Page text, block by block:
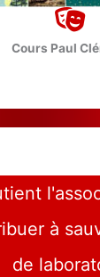
Cours Paul
à
de